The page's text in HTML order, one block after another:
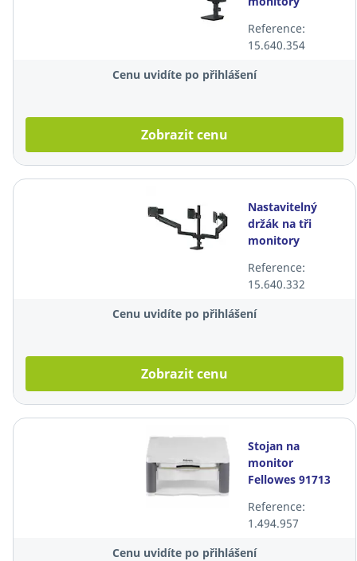
Tallo, max. 9 kg,
černý
Reference:
15.640.354
Cenu uvidíte po přihlášení
Zobrazit cenu
Nastavitelný
držák na tři
monitory
max. 9 kg, černý
Reference:
15.640.332
Cenu uvidíte po přihlášení
Zobrazit cenu
Stojan na
monitor
Fellowes 91713
Reference:
1.494.957
Cenu uvidíte po přihlášení